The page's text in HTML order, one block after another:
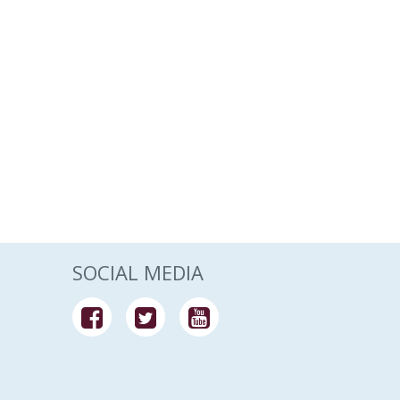
SOCIAL MEDIA